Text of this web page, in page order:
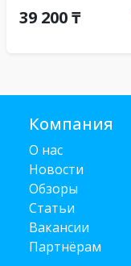
39 200 ₸
Компания
О нас
Новости
Обзоры
Статьи
Вакансии
Партнёрам